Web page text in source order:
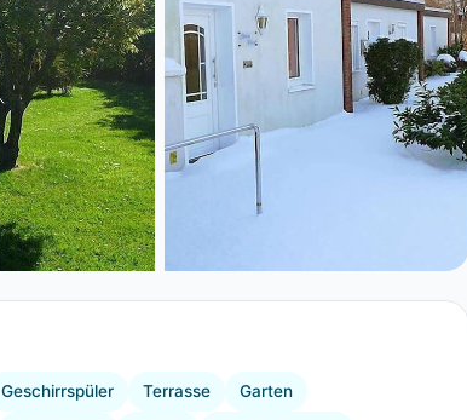
Geschirrspüler Terrasse Garten